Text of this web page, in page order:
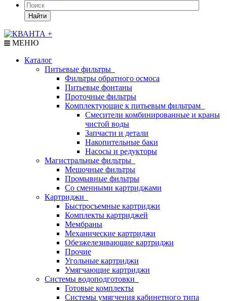
Найти
МЕНЮ
Каталог
Питьевые фильтры
Фильтры обратного осмоса
Питьевые фонтаны
Проточные фильтры
Комплектующие к питьевым фильтрам
Смесители комбинированные и краны
чистой воды
Запчасти и детали
Накопительные баки
Насосы и редукторы
Магистральные фильтры
Мешочные фильтры
Промывные фильтры
Со сменными картриджами
Картриджи
Быстросъемные картриджи
Комплекты картриджей
Мембраны
Механические картриджи
Обезжелезивающие картриджи
Прочие
Угольные картриджи
Умягчающие картриджи
Системы водоподготовки
Готовые комплекты
Системы умягчения кабинетного типа